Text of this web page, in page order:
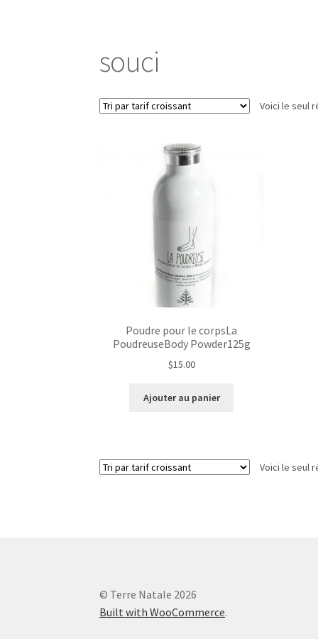
souci
Voici le seul
Poudre pour le corpsLa
PoudreuseBody Powder125g
$15.00
Ajouter au panier
Voici le seul
© Terre Natale 2026
Built with WooCommerce.